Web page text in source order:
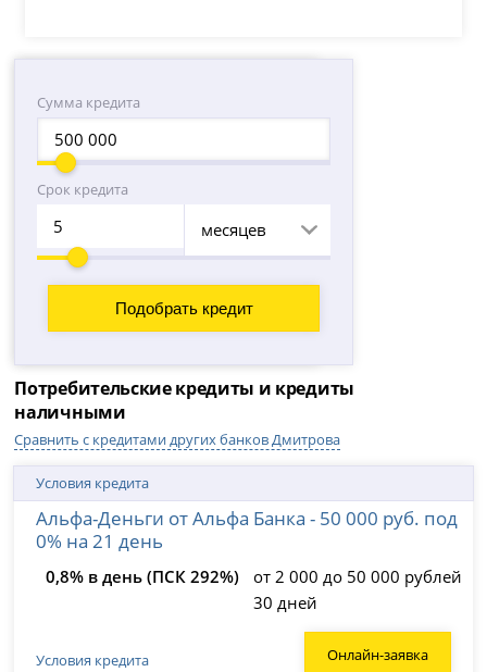
Сумма кредита
Срок кредита
месяцев
Потребительские кредиты и кредиты
наличными
Сравнить с кредитами других банков Дмитрова
Условия кредита
Альфа-Деньги от Альфа Банка - 50 000 руб. под
0% на 21 день
0,8% в день (ПСК 292%)
от 2 000 до 50 000 рублей
30 дней
Условия кредита Онлайн-заявка